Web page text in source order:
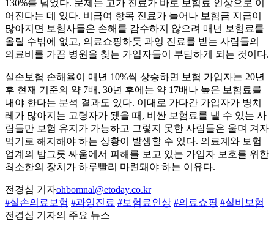
130%를 넘었다. 문제는 고가 진료가 바로 보험료 인상으로 이
어진다는 데 있다. 비급여 항목 진료가 늘어나 보험금 지급이
많아지면 보험사들은 손해를 감수하지 않으려 매년 보험료를
올릴 수밖에 없고, 의료쇼핑하듯 과잉 진료를 받는 사람들의
의료비를 가끔 병원을 찾는 가입자들이 부담하게 되는 것이다.
실손보험 손해율이 매년 10%씩 상승하면 보험 가입자는 20년
후 현재 기준의 약 7배, 30년 후에는 약 17배나 높은 보험료를
내야 한다는 분석 결과도 있다. 이대로 가다간 가입자가 병치
레가 많아지는 고령자가 됐을 때, 비싼 보험료를 낼 수 있는 사
람들만 보험 유지가 가능하고 그렇지 못한 사람들은 울며 겨자
먹기로 해지해야 하는 상황이 발생할 수 있다. 의료계와 보험
업계의 밥그릇 싸움에서 피해를 보고 있는 가입자 보호를 위한
최소한의 장치가 하루빨리 마련돼야 하는 이유다.
전경심 기자ohbomnal@etoday.co.kr
#실손의료보험 #과잉진료 #보험료인상 #의료쇼핑 #실비보험
전경심 기자의 주요 뉴스